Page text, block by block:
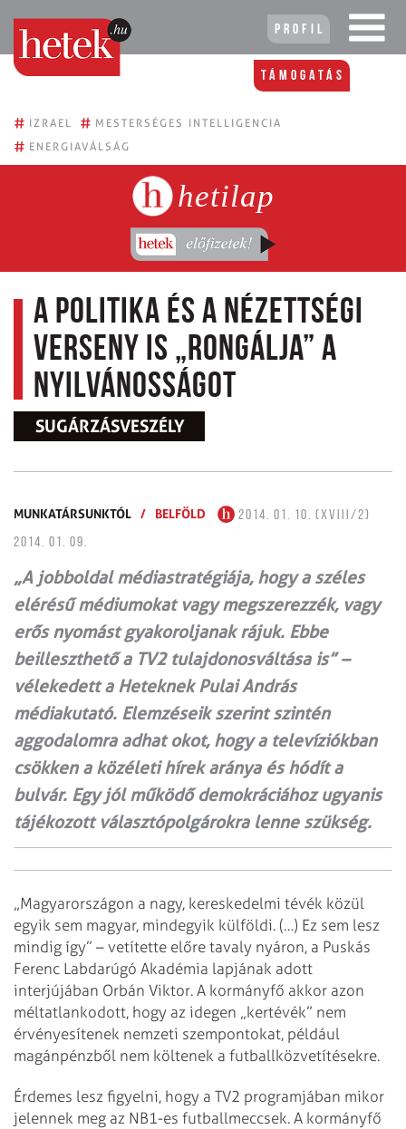
Profil
Támogatás
# IZRAEL # MESTERSÉGES INTELLIGENCIA
# ENERGIAVÁLSÁG
hetilap
A politika és a nézettségi
verseny is „rongálja” a
nyilvánosságot
SUGÁRZÁSVESZÉLY
MUNKATÁRSUNKTÓL / BELFÖLD
2014. 01. 10. (XVIII/2)
2014. 01. 09.
„A jobboldal médiastratégiája, hogy a széles
elérésű médiumokat vagy megszerezzék, vagy
erős nyomást gyakoroljanak rájuk. Ebbe
beilleszthető a TV2 tulajdonosváltása is” –
vélekedett a Heteknek Pulai András
médiakutató. Elemzéseik szerint szintén
aggodalomra adhat okot, hogy a televíziókban
csökken a közéleti hírek aránya és hódít a
bulvár. Egy jól működő demokráciához ugyanis
tájékozott választópolgárokra lenne szükség.
„Magyarországon a nagy, kereskedelmi tévék közül
egyik sem magyar, mindegyik külföldi. (…) Ez sem lesz
mindig így” – vetítette előre tavaly nyáron, a Puskás
Ferenc Labdarúgó Akadémia lapjának adott
interjújában Orbán Viktor. A kormányfő akkor azon
méltatlankodott, hogy az idegen „kertévék” nem
érvényesítenek nemzeti szempontokat, például
magánpénzből nem költenek a futballközvetítésekre.
Érdemes lesz figyelni, hogy a TV2 programjában mikor
jelennek meg az NB1-es futballmeccsek. A kormányfő